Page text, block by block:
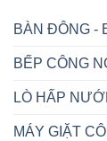
BÀN ĐÔNG -
BẾP CÔNG
LÒ HẤP
MÁY GIẶT